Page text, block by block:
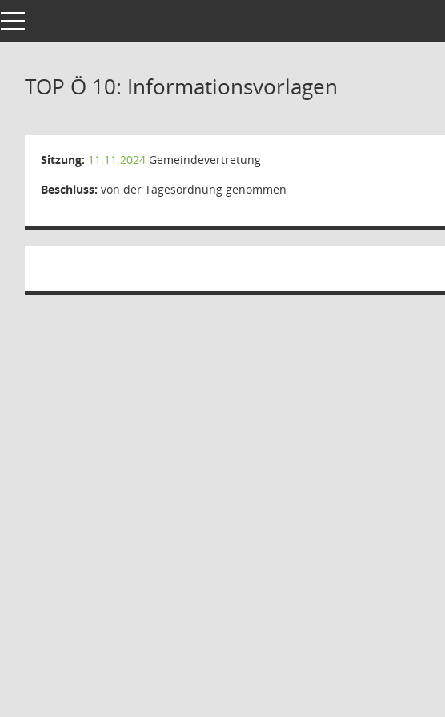
Toggle navigation
TOP Ö 10: Informationsvorlagen
Sitzung: 11.11.2024 Gemeindevertretung
Beschluss: von der Tagesordnung genommen